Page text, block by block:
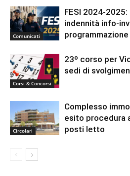
Comunicati
FESI 2024-
indennità info-
Corsi & Concorsi
23º corso per
sedi di
Circolari
Complesso
esito procedura
posti letto